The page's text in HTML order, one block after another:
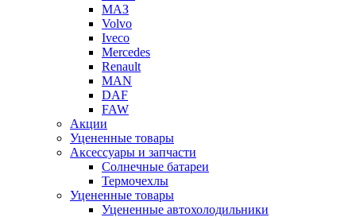
МАЗ
Volvo
Iveco
Mercedes
Renault
MAN
DAF
FAW
Акции
Уцененные товары
Аксессуары и запчасти
Солнечные батареи
Термочехлы
Уцененные товары
Уцененные автохолодильники